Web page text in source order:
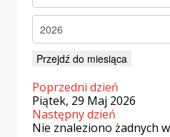
Przejdź do miesiąca
Poprzedni dzień
Piątek, 29 Maj 2026
Następny dzień
Nie znaleziono żadnych